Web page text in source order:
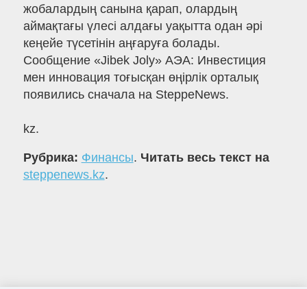
жобалардың санына қарап, олардың
аймақтағы үлесі алдағы уақытта одан әрі
кеңейе түсетінін аңғаруға болады.
Сообщение «Jibek Joly» АЭА: Инвестиция
мен инновация тоғысқан өңірлік орталық
появились сначала на SteppeNews.
kz.
Рубрика: Финансы. Читать весь текст на
steppenews.kz.